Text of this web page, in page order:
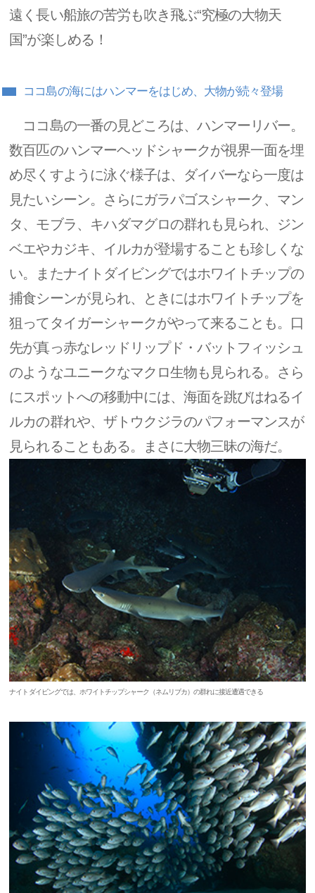
遠く長い船旅の苦労も吹き飛ぶ“究極の大物天
国”が楽しめる！
ココ島の海にはハンマーをはじめ、大物が続々登場
ココ島の一番の見どころは、ハンマーリバー。
数百匹のハンマーヘッドシャークが視界一面を埋
め尽くすように泳ぐ様子は、ダイバーなら一度は
見たいシーン。さらにガラパゴスシャーク、マン
タ、モブラ、キハダマグロの群れも見られ、ジン
ベエやカジキ、イルカが登場することも珍しくな
い。またナイトダイビングではホワイトチップの
捕食シーンが見られ、ときにはホワイトチップを
狙ってタイガーシャークがやって来ることも。口
先が真っ赤なレッドリップド・バットフィッシュ
のようなユニークなマクロ生物も見られる。さら
にスポットへの移動中には、海面を跳びはねるイ
ルカの群れや、ザトウクジラのパフォーマンスが
見られることもある。まさに大物三昧の海だ。
ナイトダイビングでは、ホワイトチップシャーク（ネムリブカ）の群れに接近遭遇できる